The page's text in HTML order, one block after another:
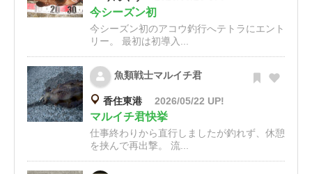
今シーズン初
今シーズン初のアコウ釣行へテトラにエント
リー。 最初は初導入...
魚類戦士マルイチ君
香住東港 2026/05/22 UP!
マルイチ君快挙
仕事終わりから直行しましたが釣れず、休憩
を挟んで再出撃。 流...